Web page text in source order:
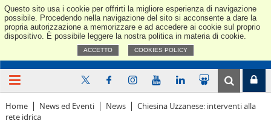
Questo sito usa i cookie per offrirti la migliore esperienza di navigazione
possibile. Procedendo nella navigazione del sito si acconsente a dare la
propria autorizzazione a memorizzare e ad accedere ai cookie sul proprio
dispositivo. È possibile leggere la nostra politica in materia di cookie.
ACCETTO COOKIES POLICY
Home News ed Eventi News
Chiesina Uzzanese: interventi alla
rete idrica